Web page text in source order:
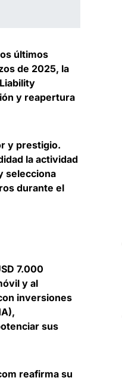
últimos
de 2025, la
y reapertura
y prestigio.
la actividad
selecciona
durante el
7.000
y al
inversiones
sus
reafirma su